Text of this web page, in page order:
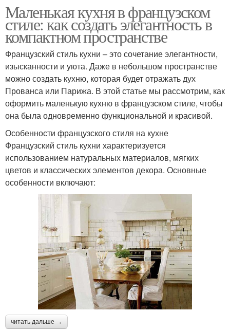
Маленькая кухня в французском
стиле: как создать элегантность в
компактном пространстве
Французский стиль кухни – это сочетание элегантности,
изысканности и уюта. Даже в небольшом пространстве
можно создать кухню, которая будет отражать дух
Прованса или Парижа. В этой статье мы рассмотрим, как
оформить маленькую кухню в французском стиле, чтобы
она была одновременно функциональной и красивой.
Особенности французского стиля на кухне
Французский стиль кухни характеризуется
использованием натуральных материалов, мягких
цветов и классических элементов декора. Основные
особенности включают:
читать дальше →